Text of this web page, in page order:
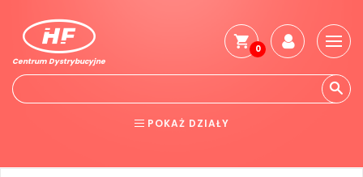
Centrum Dystrybucyjne
0
POKAŻ DZIAŁY